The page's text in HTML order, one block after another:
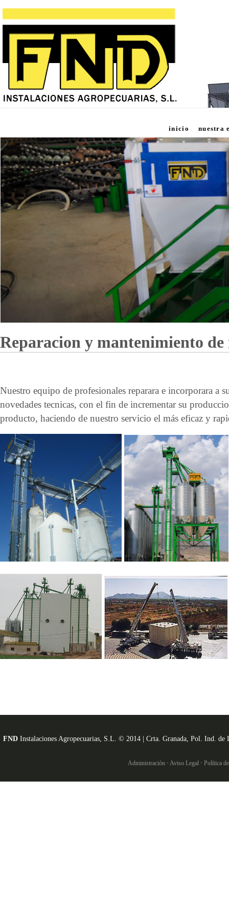
inicio nuestra
Reparacion y mantenimiento de
Nuestro equipo de profesionales reparara e incorporara a
novedades tecnicas, con el fin de incrementar su
producto, haciendo de nuestro servicio el más eficaz y
FND Instalaciones Agropecuarias, S.L. © 2014 | Crta. Granada, Pol. Ind.
Administración ·Aviso Legal ·Política